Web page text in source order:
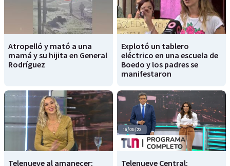
Atropelló y mató a una
mamá y su hijita en General
Rodríguez
Explotó un tablero
eléctrico en una escuela de
Boedo y los padres se
manifestaron
Telenueve al amanecer:
Telenueve Central: